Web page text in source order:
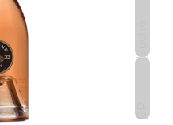
p
r
o
d